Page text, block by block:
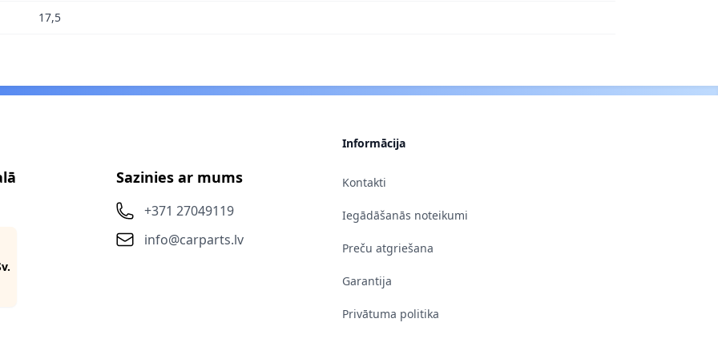
17,5
Sazinies ar mums
+371 27049119
info@carparts.lv
Informācija
Kontakti
Iegādāšanās noteikumi
Preču atgriešana
Garantija
Privātuma politika